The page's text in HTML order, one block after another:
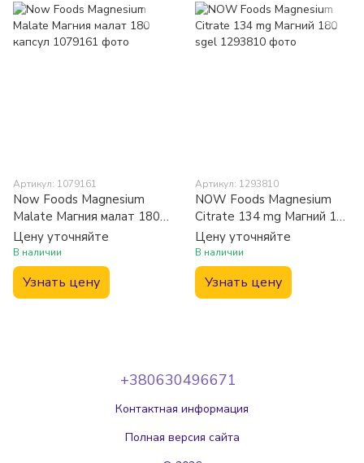
Артикул: 1079161
Now Foods Magnesium
Malate Магния малат 180
капсул
Цену уточняйте
В наличии
Узнать цену
Артикул: 1293810
NOW Foods Magnesium
Citrate 134 mg Магний 180
sgel
Цену уточняйте
В наличии
Узнать цену
+380630496671
Контактная информация
Полная версия сайта